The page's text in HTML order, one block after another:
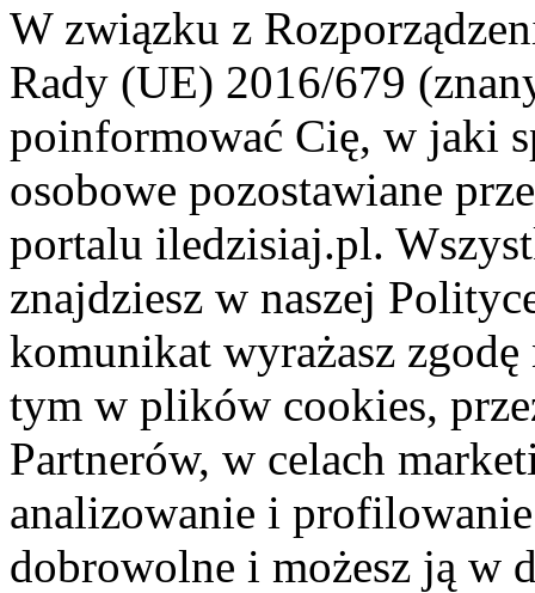
W związku z
Rady (UE) 2016/679
poinformować Cię, w jaki
osobowe pozostawiane
portalu iledzisiaj.pl.
znajdziesz w naszej
komunikat wyrażasz
tym w plików cookies,
Partnerów, w celach
analizowanie i
dobrowolne i możesz ją w